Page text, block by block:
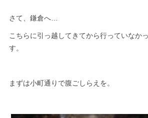
さて、鎌倉へ…
こちらに引っ越してきてから行っていなか
す。
まずは小町通りで腹ごしらえを。